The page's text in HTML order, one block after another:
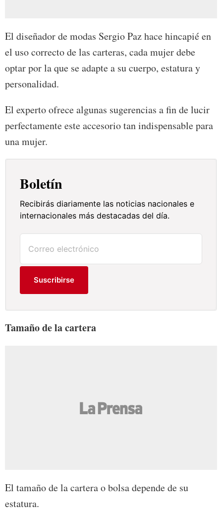
El diseñador de modas Sergio Paz hace hincapié en
el uso correcto de las carteras, cada mujer debe
optar por la que se adapte a su cuerpo, estatura y
personalidad.
El experto ofrece algunas sugerencias a fin de lucir
perfectamente este accesorio tan indispensable para
una mujer.
Boletín
Recibirás diariamente las noticias nacionales e
internacionales más destacadas del día.
Suscribirse
Tamaño de la cartera
El tamaño de la cartera o bolsa depende de su
estatura.